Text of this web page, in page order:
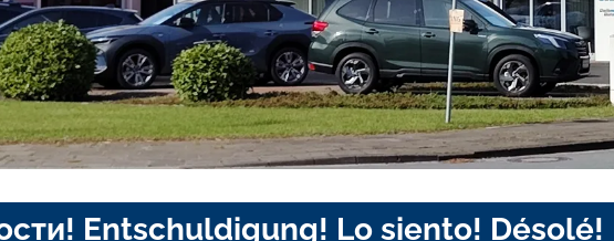
Entschuldigung! Lo siento! Désolé!